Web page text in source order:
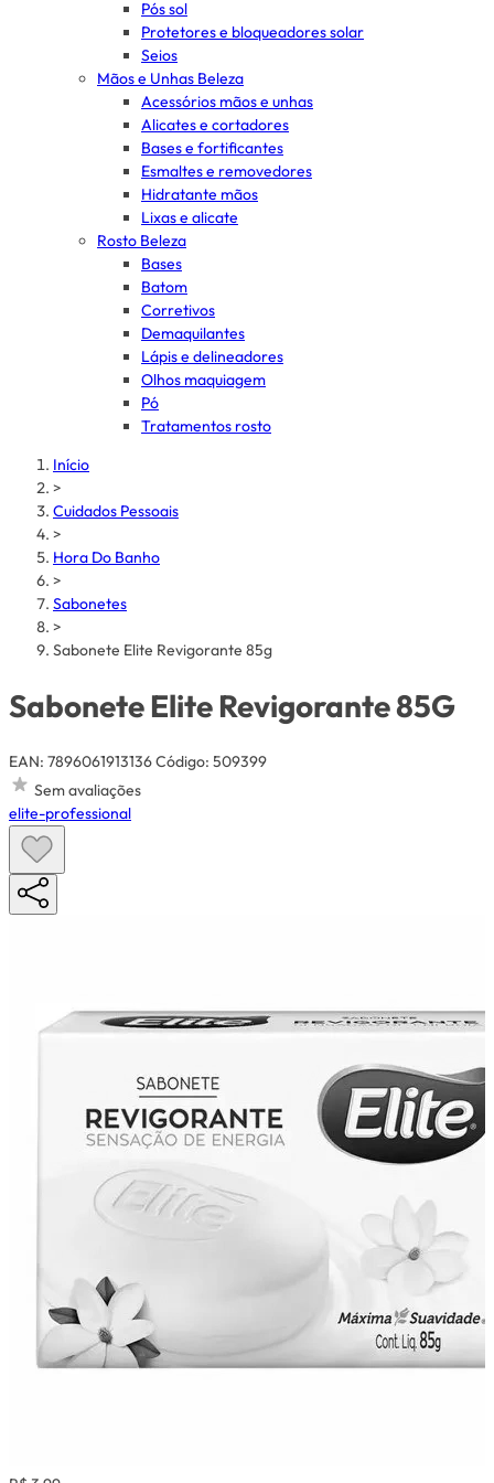
Pós sol
Protetores e bloqueadores solar
Seios
Mãos e Unhas Beleza
Acessórios mãos e unhas
Alicates e cortadores
Bases e fortificantes
Esmaltes e removedores
Hidratante mãos
Lixas e alicate
Rosto Beleza
Bases
Batom
Corretivos
Demaquilantes
Lápis e delineadores
Olhos maquiagem
Pó
Tratamentos rosto
Início
>
Cuidados Pessoais
>
Hora Do Banho
>
Sabonetes
>
Sabonete Elite Revigorante 85g
Sabonete Elite Revigorante 85G
EAN: 7896061913136Código: 509399
Sem avaliações
elite-professional